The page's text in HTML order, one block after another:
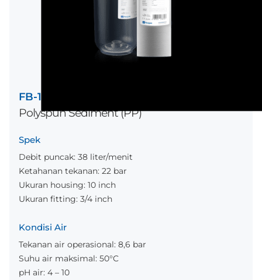
FB-10-PP1/PP5
Polyspun Sediment (PP)
Spek
Debit puncak: 38 liter/menit
Ketahanan tekanan: 22 bar
Ukuran housing: 10 inch
Ukuran fitting: 3/4 inch
Kondisi Air
Tekanan air operasional: 8,6 bar
Suhu air maksimal: 50°C
pH air: 4 – 10